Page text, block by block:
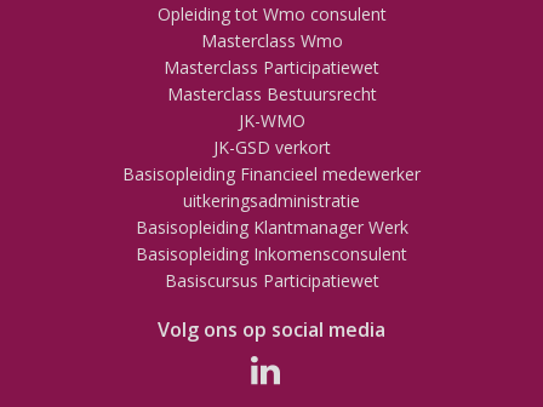
Opleiding tot Wmo consulent
Masterclass Wmo
Masterclass Participatiewet
Masterclass Bestuursrecht
JK-WMO
JK-GSD verkort
Basisopleiding Financieel medewerker
uitkeringsadministratie
Basisopleiding Klantmanager Werk
Basisopleiding Inkomensconsulent
Basiscursus Participatiewet
Volg ons op social media